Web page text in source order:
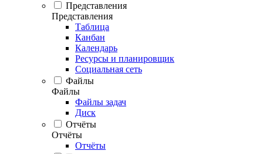
Представления
Представления
Таблица
Канбан
Календарь
Ресурсы и планировщик
Социальная сеть
Файлы
Файлы
Файлы задач
Диск
Отчёты
Отчёты
Отчёты